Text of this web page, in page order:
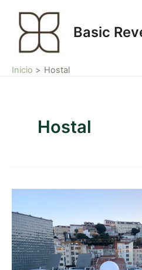
contenido
Basic
Inicio Hostal
Hostal
Revenue
Management
para
hoteles